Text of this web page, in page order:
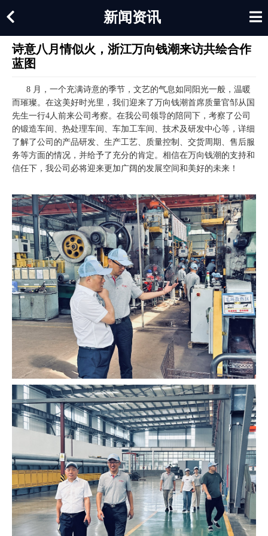
新闻资讯
诗意八月情似火，浙江万向钱潮来访共绘合作
蓝图
8 月，一个充满诗意的季节，文艺的气息如同阳光一般，温暖
而璀璨。在这美好时光里，我们迎来了万向钱潮首席质量官邹从国
先生一行4人前来公司考察。在我公司领导的陪同下，考察了公司
的锻造车间、热处理车间、车加工车间、技术及研发中心等，详细
了解了公司的产品研发、生产工艺、质量控制、交货周期、售后服
务等方面的情况，并给予了充分的肯定。相信在万向钱潮的支持和
信任下，我公司必将迎来更加广阔的发展空间和美好的未来！